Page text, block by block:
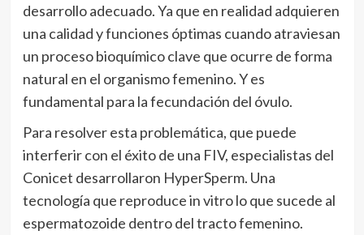
desarrollo adecuado. Ya que en realidad adquieren
una calidad y funciones óptimas cuando atraviesan
un proceso bioquímico clave que ocurre de forma
natural en el organismo femenino. Y es
fundamental para la fecundación del óvulo.
Para resolver esta problemática, que puede
interferir con el éxito de una FIV, especialistas del
Conicet desarrollaron HyperSperm. Una
tecnología que reproduce in vitro lo que sucede al
espermatozoide dentro del tracto femenino.